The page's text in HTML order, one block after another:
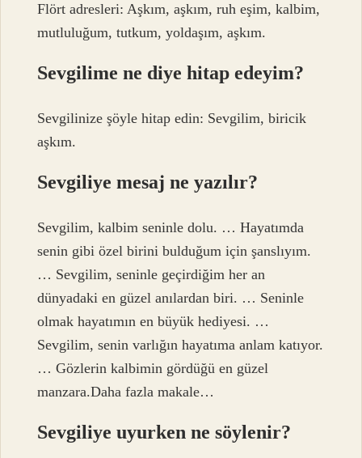
Flört adresleri: Aşkım, aşkım, ruh eşim, kalbim,
mutluluğum, tutkum, yoldaşım, aşkım.
Sevgilime ne diye hitap edeyim?
Sevgilinize şöyle hitap edin: Sevgilim, biricik
aşkım.
Sevgiliye mesaj ne yazılır?
Sevgilim, kalbim seninle dolu. … Hayatımda
senin gibi özel birini bulduğum için şanslıyım.
… Sevgilim, seninle geçirdiğim her an
dünyadaki en güzel anılardan biri. … Seninle
olmak hayatımın en büyük hediyesi. …
Sevgilim, senin varlığın hayatıma anlam katıyor.
… Gözlerin kalbimin gördüğü en güzel
manzara.Daha fazla makale…
Sevgiliye uyurken ne söylenir?